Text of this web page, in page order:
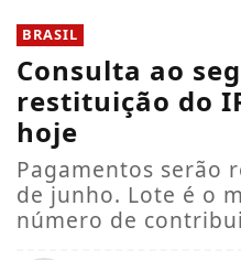
BRASIL
Consulta ao
restituição do
hoje
Pagamentos serão
de junho. Lote é o
número de